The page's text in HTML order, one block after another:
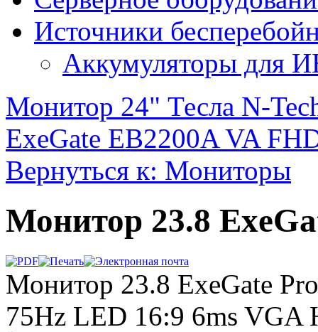
Источники
Аккумуляторы для
Монитор 24" Тесла N-
ExeGate EB2200A VA
Вернуться к: Мониторы
Монитор 23.8
Монитор 23.8 ExeGate
75Hz LED 16:9 6ms VGA